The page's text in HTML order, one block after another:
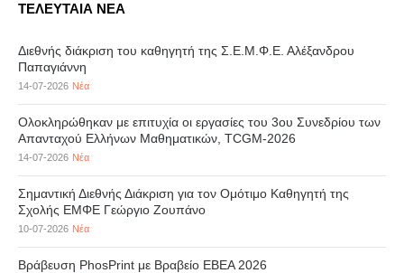
ΤΕΛΕΥΤΑΙΑ ΝΕΑ
Διεθνής διάκριση του καθηγητή της Σ.Ε.Μ.Φ.Ε. Αλέξανδρου
Παπαγιάννη
14-07-2026 Νέα
Ολοκληρώθηκαν με επιτυχία οι εργασίες του 3ου Συνεδρίου των
Απανταχού Ελλήνων Μαθηματικών, TCGM-2026
14-07-2026 Νέα
Σημαντική Διεθνής Διάκριση για τον Ομότιμο Καθηγητή της
Σχολής ΕΜΦΕ Γεώργιο Ζουπάνο
10-07-2026 Νέα
Βράβευση PhosPrint με Βραβείο ΕΒΕΑ 2026